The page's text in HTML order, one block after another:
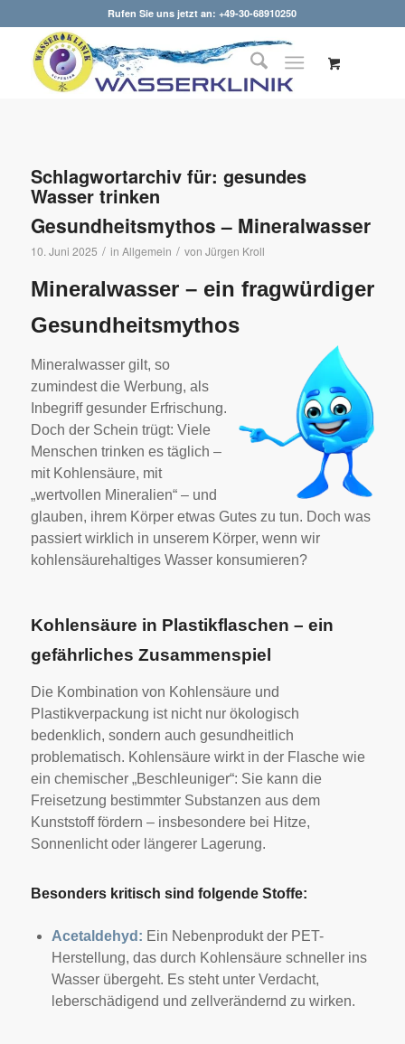
Rufen Sie uns jetzt an: +49-30-68910250
Schlagwortarchiv für: gesundes
Wasser trinken
Gesundheitsmythos – Mineralwasser
10. Juni 2025 / in Allgemein / von Jürgen Kroll
Mineralwasser – ein fragwürdiger
Gesundheitsmythos
Mineralwasser gilt, so
zumindest die Werbung, als
Inbegriff gesunder Erfrischung.
Doch der Schein trügt: Viele
Menschen trinken es täglich –
mit Kohlensäure, mit
„wertvollen Mineralien“ – und
glauben, ihrem Körper etwas Gutes zu tun. Doch was
passiert wirklich in unserem Körper, wenn wir
kohlensäurehaltiges Wasser konsumieren?
Kohlensäure in Plastikflaschen – ein
gefährliches Zusammenspiel
Die Kombination von Kohlensäure und
Plastikverpackung ist nicht nur ökologisch
bedenklich, sondern auch gesundheitlich
problematisch. Kohlensäure wirkt in der Flasche wie
ein chemischer „Beschleuniger“: Sie kann die
Freisetzung bestimmter Substanzen aus dem
Kunststoff fördern – insbesondere bei Hitze,
Sonnenlicht oder längerer Lagerung.
Besonders kritisch sind folgende Stoffe:
Acetaldehyd: Ein Nebenprodukt der PET-
Herstellung, das durch Kohlensäure schneller ins
Wasser übergeht. Es steht unter Verdacht,
leberschädigend und zellverändernd zu wirken.